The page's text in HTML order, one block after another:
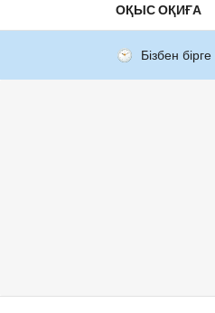
ОҚЫС ОҚИҒА
Бізбен